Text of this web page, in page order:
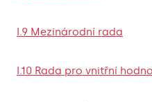
I.9 Mezinárodní rada
I.10 Rada pro vnitřní